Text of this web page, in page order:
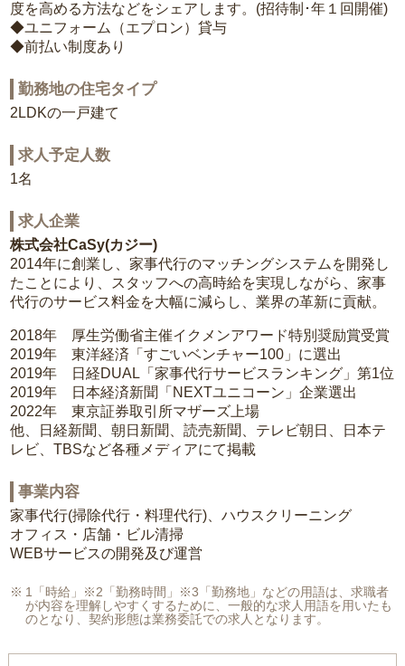
度を高める方法などをシェアします。(招待制･年１回開催)
◆ユニフォーム（エプロン）貸与
◆前払い制度あり
勤務地の住宅タイプ
2LDKの一戸建て
求人予定人数
1名
求人企業
株式会社CaSy(カジー)
2014年に創業し、家事代行のマッチングシステムを開発し
たことにより、スタッフへの高時給を実現しながら、家事
代行のサービス料金を大幅に減らし、業界の革新に貢献。
2018年 厚生労働省主催イクメンアワード特別奨励賞受賞
2019年 東洋経済「すごいベンチャー100」に選出
2019年 日経DUAL「家事代行サービスランキング」第1位
2019年 日本経済新聞「NEXTユニコーン」企業選出
2022年 東京証券取引所マザーズ上場
他、日経新聞、朝日新聞、読売新聞、テレビ朝日、日本テ
レビ、TBSなど各種メディアにて掲載
事業内容
家事代行(掃除代行・料理代行)、ハウスクリーニング
オフィス・店舗・ビル清掃
WEBサービスの開発及び運営
1「時給」※2「勤務時間」※3「勤務地」などの用語は、求職者
が内容を理解しやすくするために、一般的な求人用語を用いたも
のとなり、契約形態は業務委託での求人となります。